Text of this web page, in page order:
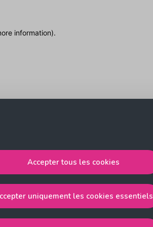
Accepter tous les cookies
uniquement les cookies essentiels
information).